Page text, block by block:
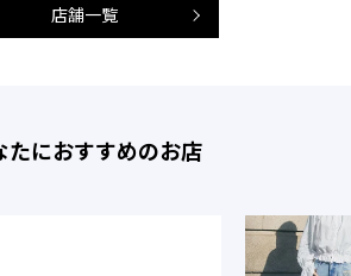
店舗一覧
たにおすすめのお店